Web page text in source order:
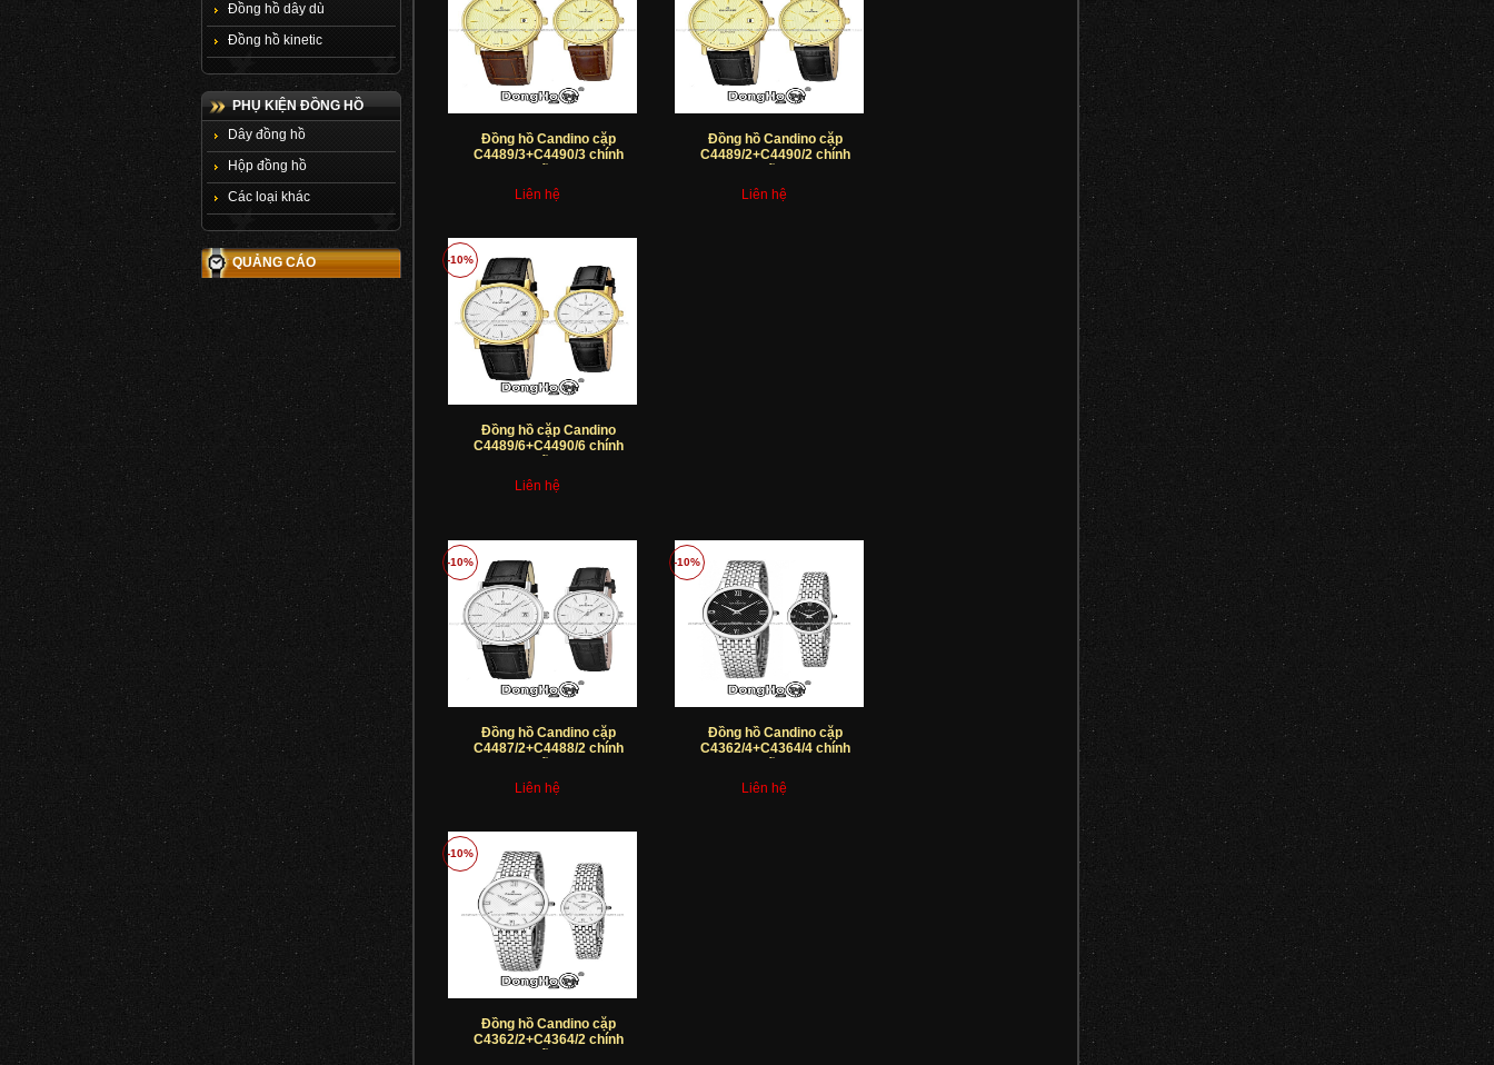
Đồng hồ dây dù
Đồng hồ kinetic
PHỤ KIỆN ĐỒNG HỒ
Dây đồng hồ
Hộp đồng hồ
Các loại khác
QUẢNG CÁO
Đồng hồ Candino cặp
C4489/3+C4490/3 chính
hãng
Liên hệ
Đồng hồ Candino cặp
C4489/2+C4490/2 chính
hãng
Liên hệ
-10%
Đồng hồ cặp Candino
C4489/6+C4490/6 chính
hãng
Liên hệ
-10%
Đồng hồ Candino cặp
C4487/2+C4488/2 chính
hãng
Liên hệ
-10%
Đồng hồ Candino cặp
C4362/4+C4364/4 chính
hãng
Liên hệ
-10%
Đồng hồ Candino cặp
C4362/2+C4364/2 chính
hãng